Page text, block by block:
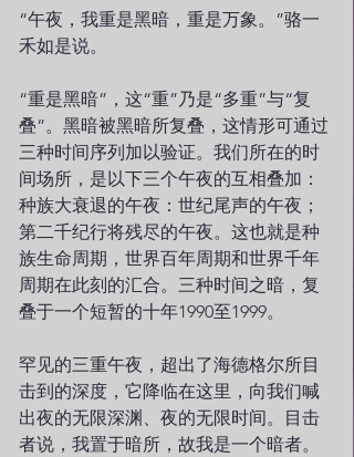
“午夜，我重是黑暗，重是万象。”骆一
禾如是说。
“重是黑暗”，这“重”乃是“多重”与“复
叠”。黑暗被黑暗所复叠，这情形可通过
三种时间序列加以验证。我们所在的时
间场所，是以下三个午夜的互相叠加：
种族大衰退的午夜：世纪尾声的午夜；
第二千纪行将残尽的午夜。这也就是种
族生命周期，世界百年周期和世界千年
周期在此刻的汇合。三种时间之暗，复
叠于一个短暂的十年1990至1999。
罕见的三重午夜，超出了海德格尔所目
击到的深度，它降临在这里，向我们喊
出夜的无限深渊、夜的无限时间。目击
者说，我置于暗所，故我是一个暗者。